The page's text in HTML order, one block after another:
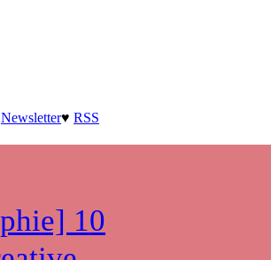
Newsletter♥ RSS